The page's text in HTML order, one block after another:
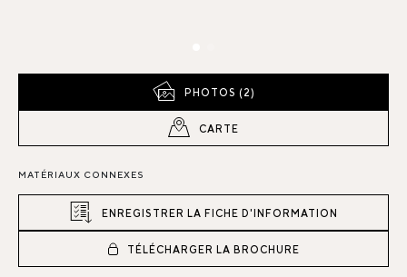
PHOTOS (2)
CARTE
MATÉRIAUX CONNEXES
ENREGISTRER LA FICHE D'INFORMATION
TÉLÉCHARGER LA BROCHURE